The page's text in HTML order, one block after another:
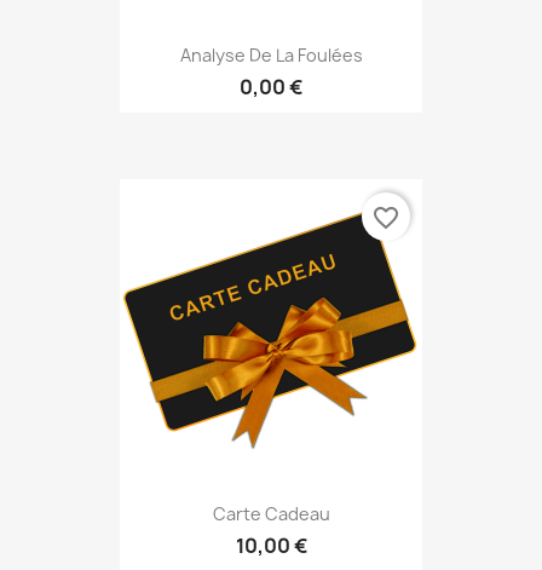
Analyse De La Foulées
0,00 €
Carte Cadeau
10,00 €
favorite_border